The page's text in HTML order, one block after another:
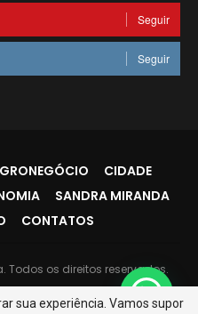
Seguir
Seguir
CIDADE
SANDRA MIRANDA
CONTATOS
Todos os direitos reservados.
sua experiência. Vamos supor